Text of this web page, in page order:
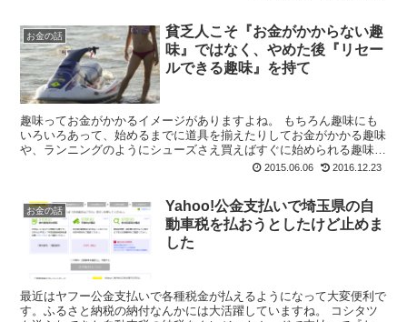
お金の話
貧乏人こそ『お金がかからない趣
味』ではなく、やめた後『リセー
ルできる趣味』を持て
趣味ってお金がかかるイメージがありますよね。 もちろん趣味にも
いろいろあって、始めるまでに道具を揃えたりしてお金がかかる趣味
や、ランニングのようにシューズさえ買えばすぐに始められる趣味も
2015.06.06 2016.12.23
お金の話
Yahoo!公金支払いで埼玉県の自
動車税を払おうとしたけど止めま
した
最近はヤフー公金支払いで各種税金が払えるようになって大変便利で
す。ふるさと納税の納付なんかには大活躍していますね。 コシタツ